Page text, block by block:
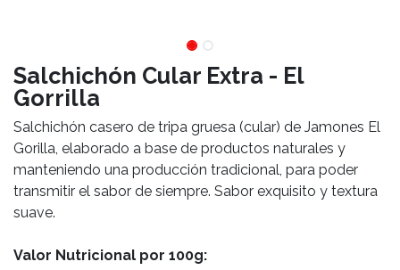
Salchichón Cular Extra - El
Gorrilla
Salchichón casero de tripa gruesa (cular) de Jamones El
Gorilla, elaborado a base de productos naturales y
manteniendo una producción tradicional, para poder
transmitir el sabor de siempre. Sabor exquisito y textura
suave.
Valor Nutricional por 100g: